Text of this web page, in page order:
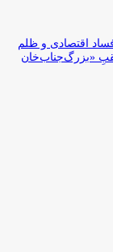
اقتصادی و ظلم
«بزرگ‌جناب‌خان